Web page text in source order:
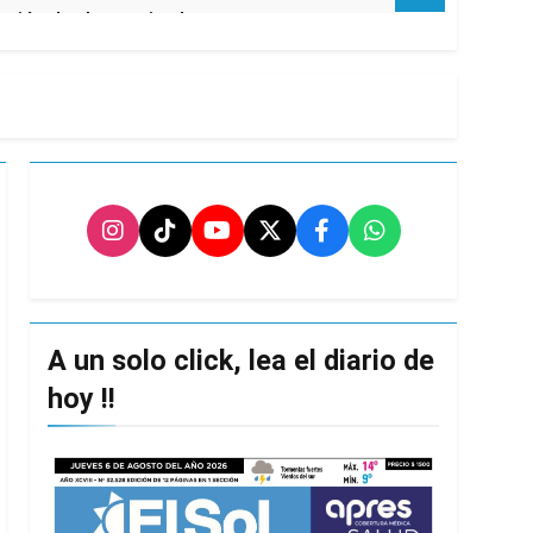
de chats privados
A un solo click, lea el diario de
hoy !!